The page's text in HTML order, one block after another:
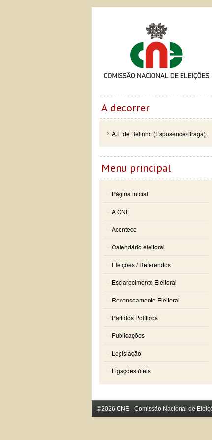
A decorrer
A.F. de Belinho (Esposende/Braga)
Menu principal
Página inicial
A CNE
Acontece
Calendário eleitoral
Eleições / Referendos
Esclarecimento Eleitoral
Recenseamento Eleitoral
Partidos Políticos
Publicações
Legislação
Ligações úteis
©2026 CNE - Comissão Nacional de